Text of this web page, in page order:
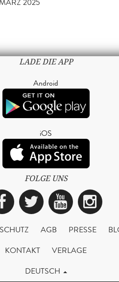
LADE DIE APP
Android
iOS
FOLGE UNS
Facebook
Twitter
AGB PRESSE
KONTAKT
VERLAGE
DEUTSCH